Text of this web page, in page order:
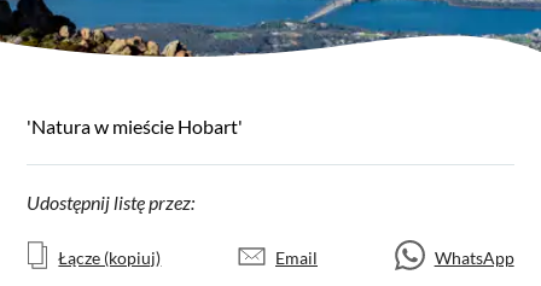
'Natura w mieście Hobart'
Udostępnij listę przez:
Łącze (kopiuj) Email WhatsApp